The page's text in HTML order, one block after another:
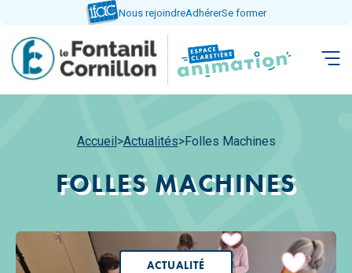
contenu
Nous rejoindreAdhérerSe former
Accueil>Actualités>Folles Machines
FOLLES MACHINES
ACTUALITÉ